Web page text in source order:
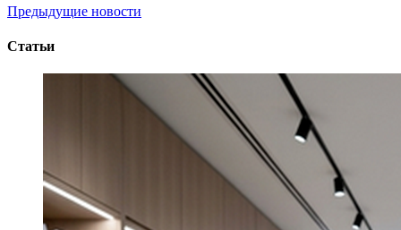
Предыдущие новости
Статьи